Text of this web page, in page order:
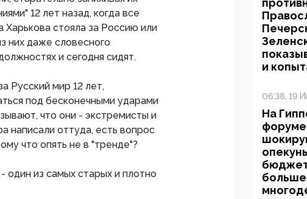
12 лет назад, когда все
Харькова стояла за Россию или
них даже словесного
и сегодня сидят.
Русский мир 12 лет,
под бесконечными ударами
что они - экстремисты и
написали оттуда, есть вопрос
что опять не в "тренде"?
один из самых старых и плотно
и
06:38, 19
На
форуме